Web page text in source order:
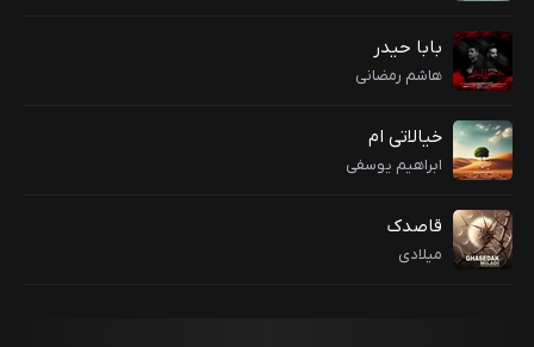
بابا حیدر
هاشم رمضانی
خیالاتی ام
ابراهیم یوسفی
قاصدک
میلادی